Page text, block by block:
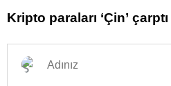
Kripto paraları ‘Çin’ çarptı